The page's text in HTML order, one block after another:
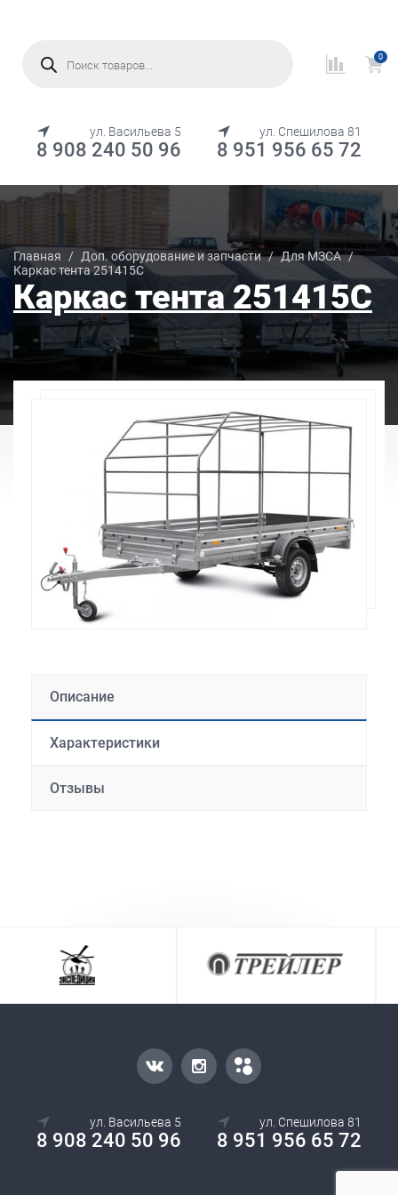
ул. Васильева 5
8 908 240 50 96
ул. Спешилова 81
8 951 956 65 72
0
Главная / Доп. оборудование и запчасти / Для МЗСА /
Каркас тента 251415С
Каркас тента 251415С
Описание
Характеристики
Отзывы
ул. Васильева 5
8 908 240 50 96
ул. Спешилова 81
8 951 956 65 72